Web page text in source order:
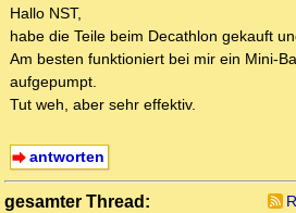
Hallo NST,
habe die Teile beim Decathlon gekauft
Am besten funktioniert bei mir ein Mini-
aufgepumpt.
Tut weh, aber sehr effektiv.
antworten
gesamter Thread: